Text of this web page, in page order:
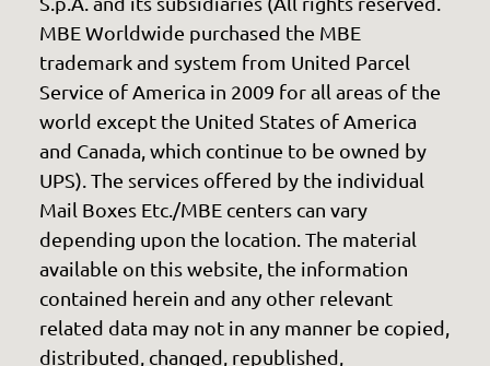
MBE Worldwide purchased the MBE
trademark and system from United Parcel
Service of America in 2009 for all areas of the
world except the United States of America
and Canada, which continue to be owned by
UPS). The services offered by the individual
Mail Boxes Etc./MBE centers can vary
depending upon the location. The material
available on this website, the information
contained herein and any other relevant
related data may not in any manner be copied,
distributed, changed, republished,